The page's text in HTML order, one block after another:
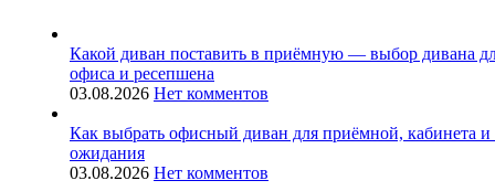
Какой диван поставить в приёмную — выбор дивана
офиса и ресепшена
03.08.2026 Нет комментов
Как выбрать офисный диван для приёмной, кабинета и
ожидания
03.08.2026 Нет комментов